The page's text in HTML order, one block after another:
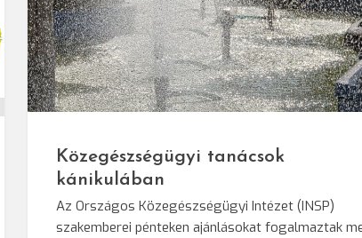
© Darvas
Közegészségügyi tanácsok
kánikulában
Az Országos Közegészségügyi Intézet (INSP)
szakemberei pénteken ajánlásokat fogalmaztak